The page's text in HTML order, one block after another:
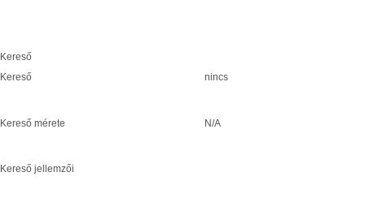
Kereső
Kereső
nincs
Kereső mérete N/A
Kereső jellemzői